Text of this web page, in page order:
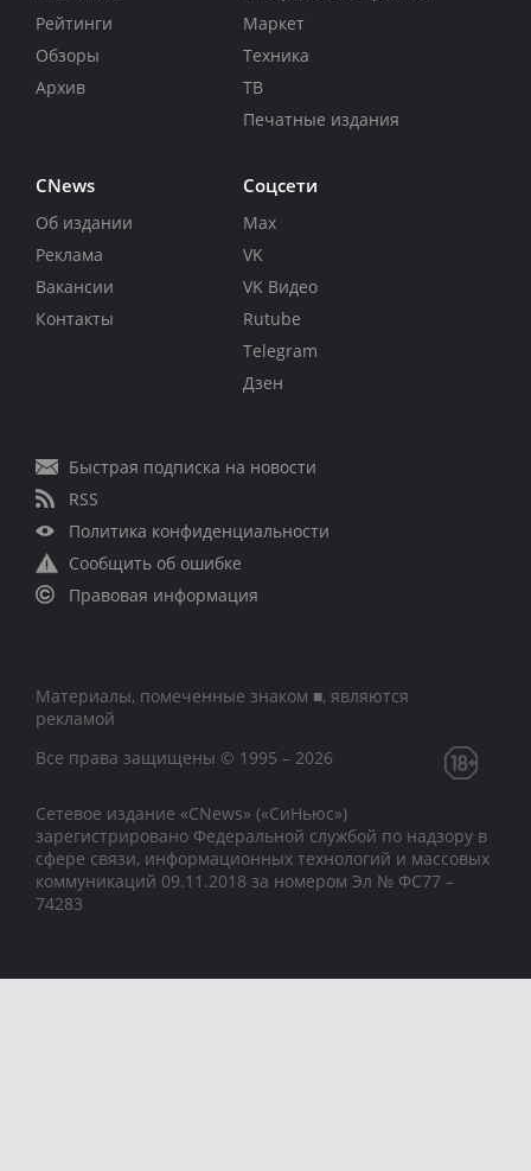
Рейтинги
Обзоры
Архив
Маркет
Техника
ТВ
Печатные издания
CNews
Об издании
Реклама
Вакансии
Контакты
Соцсети
Max
VK
VK Видео
Rutube
Telegram
Дзен
Быстрая подписка на новости
RSS
Политика конфиденциальности
Сообщить об ошибке
Правовая информация
Материалы, помеченные знаком ■, являются
рекламой
Все права защищены © 1995 – 2026
Сетевое издание «CNews» («СиНьюс»)
зарегистрировано Федеральной службой по надзору в
сфере связи, информационных технологий и массовых
коммуникаций 09.11.2018 за номером Эл № ФС77 –
74283